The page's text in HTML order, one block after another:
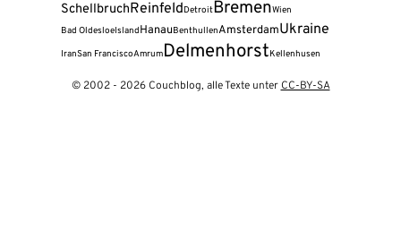
SchellbruchReinfeldDetroitBremenWien
Bad OldesloeIslandHanauBenthullenAmsterdamUkraine
IranSan FranciscoAmrumDelmenhorstKellenhusen
© 2002 - 2026 Couchblog, alle Texte unter CC-BY-SA